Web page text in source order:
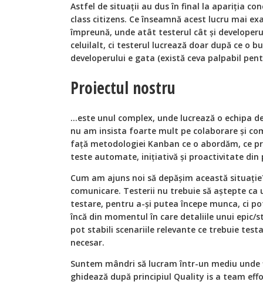
Astfel de situații au dus în final la apariția
class citizens. Ce înseamnă acest lucru mai
împreună, unde atât testerul cât și
celuilalt, ci testerul lucrează doar după ce o
developerului e gata (există ceva palpabil
Proiectul nostru
...este unul complex, unde lucrează o echipa
nu am insista foarte mult pe colaborare și
față metodologiei Kanban ce o abordăm, ce
teste automate, inițiativă și proactivitate
Cum am ajuns noi să depășim această
comunicare. Testerii nu trebuie să aștepte
testare, pentru a-și putea începe munca, ci
încă din momentul în care detaliile unui epic/
pot stabili scenariile relevante ce trebuie
necesar.
Suntem mândri să lucram într-un mediu unde
ghidează după principiul Quality is a team